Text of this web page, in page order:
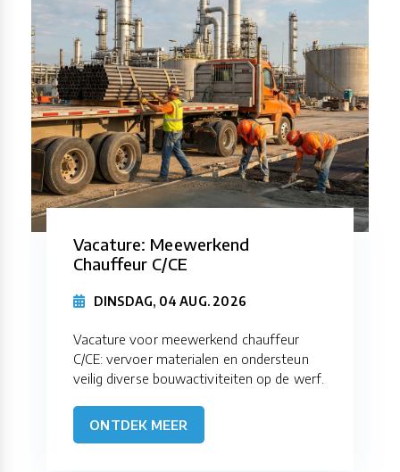
Vacature: Meewerkend
Chauffeur C/CE
DINSDAG, 04 AUG. 2026
Vacature voor meewerkend chauffeur
C/CE: vervoer materialen en ondersteun
veilig diverse bouwactiviteiten op de werf.
ONTDEK MEER